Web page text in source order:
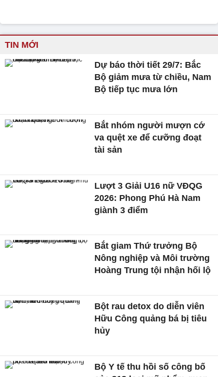
TIN MỚI
Dự báo thời tiết 29/7: Bắc
Bộ giảm mưa từ chiều, Nam
Bộ tiếp tục mưa lớn
Bắt nhóm người mượn cớ
va quệt xe để cưỡng đoạt
tài sản
Lượt 3 Giải U16 nữ VĐQG
2026: Phong Phú Hà Nam
giành 3 điểm
Bắt giam Thứ trưởng Bộ
Nông nghiệp và Môi trường
Hoàng Trung tội nhận hối lộ
Bột rau detox do diễn viên
Hữu Công quảng bá bị tiêu
hủy
Bộ Y tế thu hồi số công bố